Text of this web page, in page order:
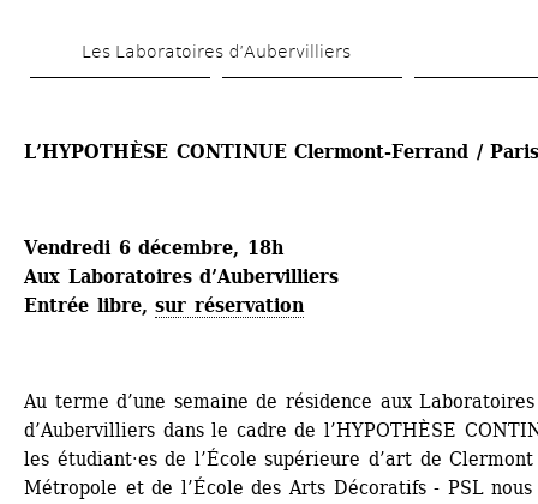
au
Les Laboratoires d’Aubervilliers
L’HYPOTHÈSE CONTINUE Clermont-Ferrand /
Vendredi 6 décembre, 18h
Aux Laboratoires d’Aubervilliers
Entrée libre, sur réservation
Au terme d’une semaine de résidence aux Laboratoires
d’Aubervilliers dans le cadre de l’HYPOTHÈSE
les étudiant·es de l’École supérieure d’art de Clermont
Métropole et de l’École des Arts Décoratifs - PSL nous